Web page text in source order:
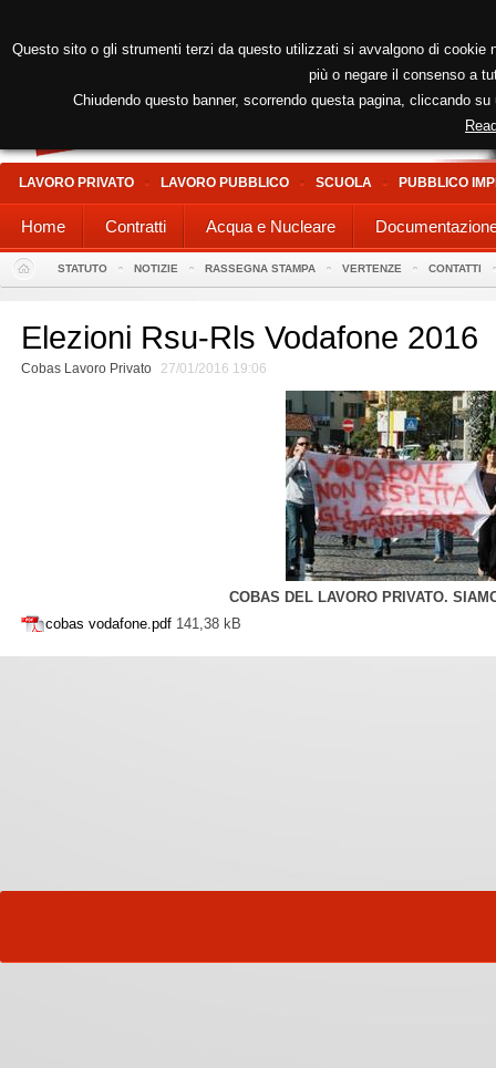
LAVORO PRIVATO LAVORO PUBBLICO SCUOLA PUBBLICO
Home Contratti Acqua e Nucleare
STATUTO NOTIZIE RASSEGNA STAMPA VERTENZE CONTATTI
Elezioni Rsu-Rls Vodafone 2016
Cobas Lavoro Privato 27/01/2016 19:06
COBAS DEL LAVORO PRIVATO.
cobas vodafone.pdf 141,38 kB
Questo sito o gli strumenti terzi da questo utilizzati si avvalgono di
più o negare il consenso a
Chiudendo questo banner, scorrendo questa pagina, cliccando